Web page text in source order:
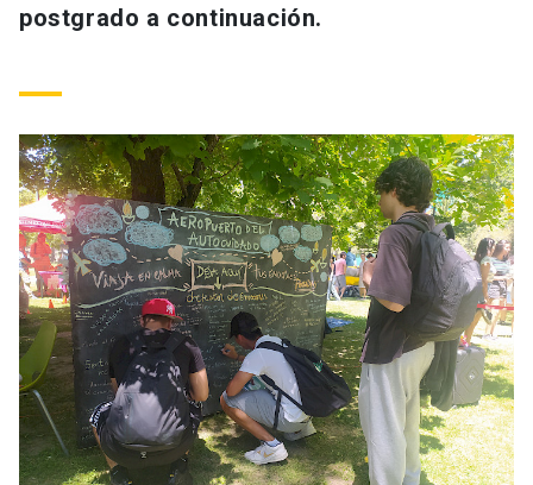
Personal
Alumni
Padres y familia
Vecinos launch
Mi Cuenta UC launch
Medios Biblioteca launch
Donaciones launch
postgrado a continuación.